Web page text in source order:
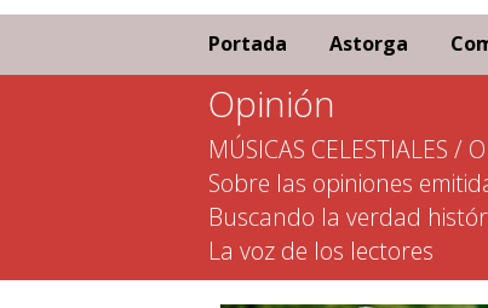
Portada Astorga
Opinión
MÚSICAS CELESTIALES /
Sobre las opiniones
Buscando la verdad
La voz de los lectores